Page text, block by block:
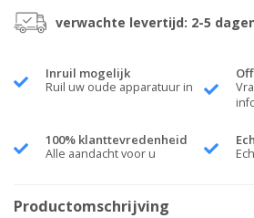
verwachte levertijd: 2-5
Inruil mogelijk
Ruil uw oude apparatuur in
100% klanttevredenheid
Alle aandacht voor u
Productomschrijving